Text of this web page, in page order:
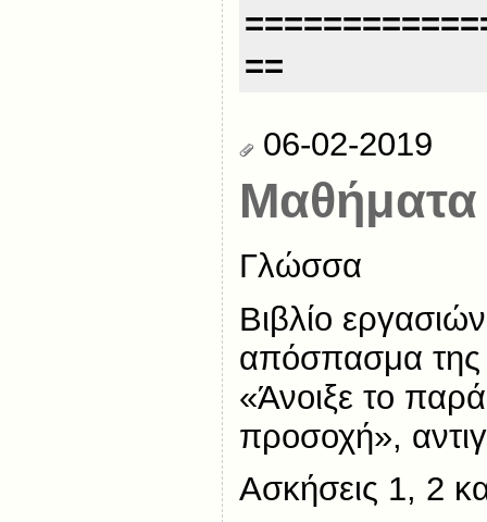
==
06-02-2019
Μαθήματα
Γλώσσα
Βιβλίο
απόσπασμα
«Άνοιξε το
προσοχή»,
Ασκήσεις 1, 2